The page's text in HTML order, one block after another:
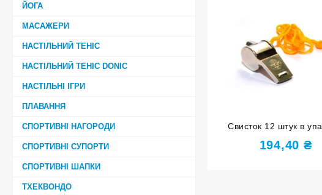
ЙОГА
МАСАЖЕРИ
НАСТІЛЬНИЙ ТЕНІС
НАСТІЛЬНИЙ ТЕНІС DONIC
НАСТІЛЬНІ ІГРИ
ПЛАВАННЯ
СПОРТИВНІ НАГОРОДИ
СПОРТИВНІ СУПОРТИ
СПОРТИВНІ ШАПКИ
ТХЕКВОНДО
Свисток 12 штук в
М-12
194,40 ₴